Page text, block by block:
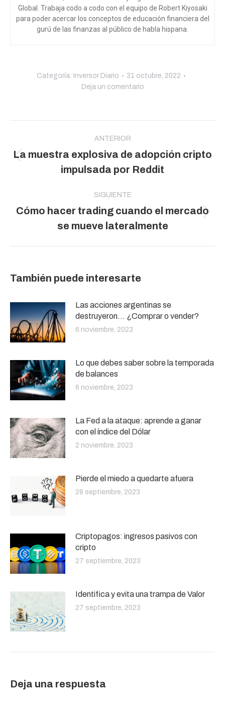
Global. Trabaja codo a codo con el equipo de Robert Kiyosaki
para poder acercar los conceptos de educación financiera del
gurú de las finanzas al público de habla hispana.
Categoría: Inversor Diario
31 octubre, 2022
Deja un comentario
publicaciones
ANTERIOR
Publicación
anterior:
La muestra explosiva de adopción cripto
impulsada por Reddit
SIGUIENTE
Publicación
siguiente:
Cómo hacer trading cuando el mercado
se mueve lateralmente
También puede interesarte
Las acciones argentinas se
destruyeron… ¿Comprar o vender?
6 noviembre, 2023
Lo que debes saber sobre la temporada
de balances
6 noviembre, 2023
La Fed a la ataque: aprende a ganar
con el índice del Dólar
2 noviembre, 2023
Pierde el miedo a quedarte afuera
28 septiembre, 2023
Criptopagos: ingresos pasivos con
cripto
27 septiembre, 2023
Identifica y evita una trampa de Valor
27 septiembre, 2023
Deja una respuesta